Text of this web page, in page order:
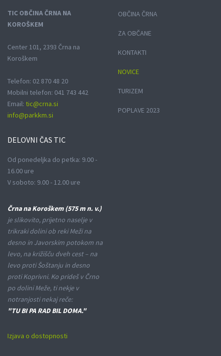
TIC OBČINA ČRNA NA
KOROŠKEM
Center 101, 2393 Črna na
Koroškem
Telefon: 02 870 48 20
Mobilni telefon: 041 743 442
Email: tic@crna.si
info@parkkm.si
DELOVNI ČAS TIC
Od ponedeljka do petka: 9.00 -
16.00 ure
V soboto: 9.00 - 12.00 ure
OBČINA ČRNA
ZA OBČANE
KONTAKTI
NOVICE
TURIZEM
POPLAVE 2023
Črna na Koroškem (575 m n. v.)
je slikovito, prijetno naselje v
trikraki dolini ob reki Meži na
desno in Javorskim potokom na
levo, na križišču dveh cest – na
levo proti Šoštanju in desno
proti Koprivni. Ko prideš v Črno
po dolini Meže, ti nekje v
notranjosti nekaj reče:
"TU BI PA RAD BIL DOMA."
Izjava o dostopnosti